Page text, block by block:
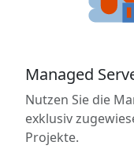
Managed
Nutzen Sie die
exklusiv
Projekte.